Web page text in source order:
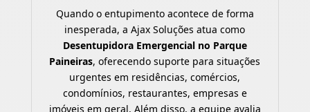
Quando o entupimento acontece de forma
inesperada, a Ajax Soluções atua como
Desentupidora Emergencial no Parque
Paineiras, oferecendo suporte para situações
urgentes em residências, comércios,
condomínios, restaurantes, empresas e
imóveis em geral. Além disso, a equipe avalia